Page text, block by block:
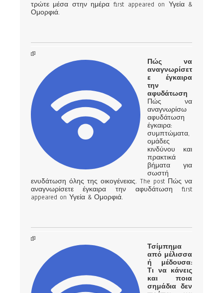
τρώτε μέσα στην ημέρα first appeared on Υγεία &
Ομορφιά.
Πώς να
αναγνωρίσετ
ε έγκαιρα
την
αφυδάτωση
Πώς να
αναγνωρίσω
αφυδάτωση
έγκαιρα:
συμπτώματα,
ομάδες
κινδύνου και
πρακτικά
βήματα για
σωστή
ενυδάτωση όλης της οικογένειας. The post Πώς να
αναγνωρίσετε έγκαιρα την αφυδάτωση first
appeared on Υγεία & Ομορφιά.
Τσίμπημα
από μέλισσα
ή μέδουσα:
Τι να κάνεις
και ποια
σημάδια δεν